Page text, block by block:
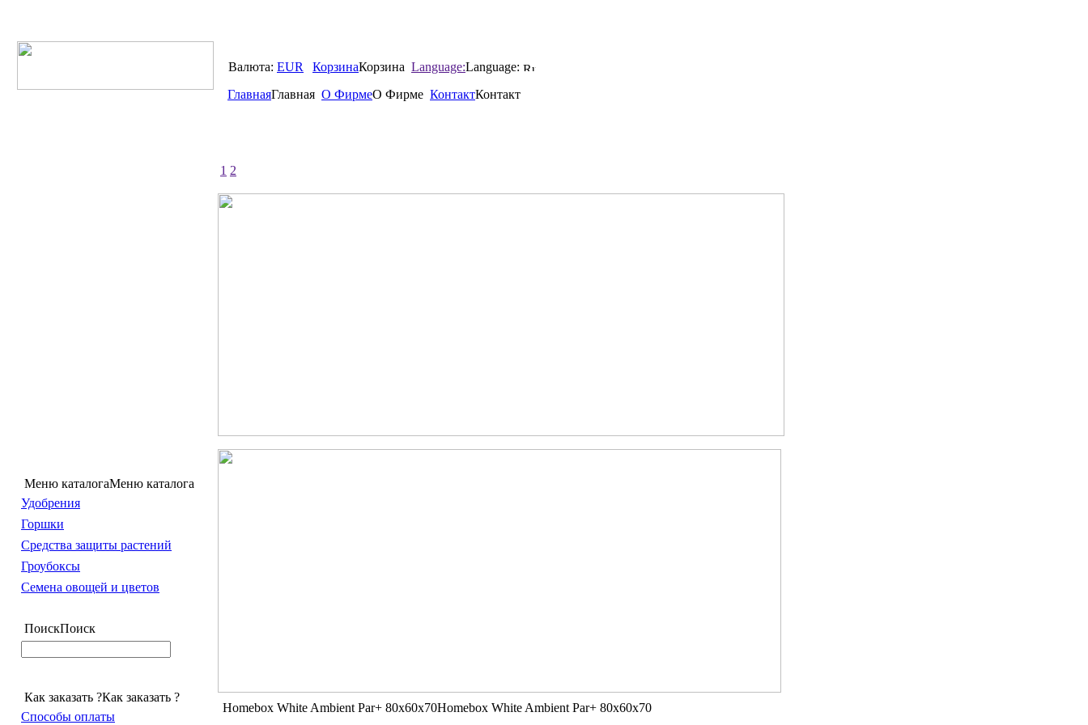
Валюта: EUR КорзинаКорзина Language:Language:
ГлавнаяГлавная О ФирмеО Фирме КонтактКонтакт
Меню каталогаМеню каталога
Удобрения
Горшки
Средства защиты растений
Гроубоксы
Семена овощей и цветов
ПоискПоиск
Как заказать ?Как заказать ?
Способы оплаты
1 2
Homebox White Ambient Par+ 80x60x70Homebox White Ambient Par+ 80x60x70